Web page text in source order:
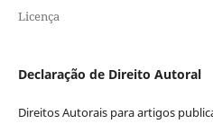
Licença
Declaração de Direito Autoral
Direitos Autorais para artigos